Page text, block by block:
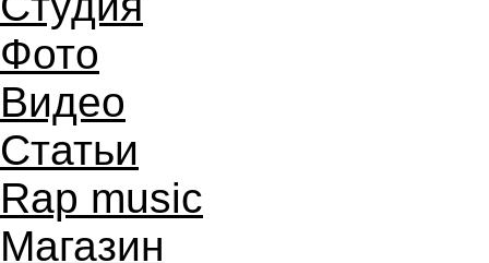
Фото
Видео
Статьи
Rap music
Магазин